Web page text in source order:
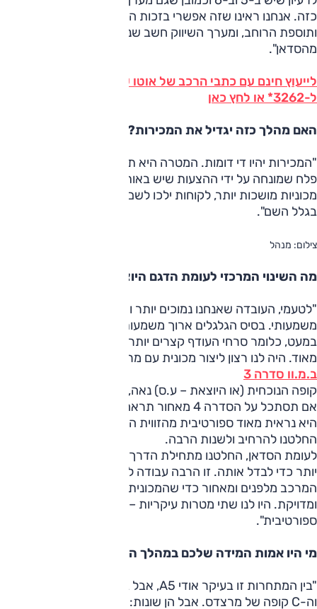
כזה. אנחנו ראינו שזה אפשרי בזכות הקורה האחורית השטוחה
ותוספת הרוחב, ומערך השיווק חשב שנכון להפריד את הקופה
מהסדאן".
לייעוץ חינם עם כתבי הרכב של אוטו על כל דגמי ב.מ.וו חייג
ל-3262* או לחץ כאן
האם מהלך כזה יגדיל את המכירות?
"המכירות יהיו די דומות. המטרה היא תמיד למכור יותר, אבל זה
פלח שמונחה על ידי ההצעות שיש באותו רגע בשוק. כשיש בו
מכוניות מושכות יותר, לקוחות ילכו לשם. כאן הלקוח לא קונה רק
בגלל השם".
צילום: מנהל
מה השינוי המרכזי לעומת הדגם היוצא?
"לטעמי, העובדה שאנחנו נמוכים יותר ורחבים יותר באופן
משמעותי. בסיס הגלגלים ארוך משמעותית אבל האורך הכללי רק
במעט, כלומר סרחי העודף קצרים יותר וזה נותן מראה שונה
מאוד. היה לנו רצון ליצור מכונית עם מראה ספורטיבי.
ב.מ.וו סדרה 3
קופה הנוכחית (או היוצאת – ע.ס) נאה, אבל לא מספיק בולטת.
אם תסתכל על הסדרה 4 מאחור תראה שהיא פשוט מושלמת.
היא נראית מאוד ספורטיבית מהזווית הזו, וזאת מאחר
החלטנו להרחיב ולשנות הרבה.
לעומת הסדאן, החלטנו מתחילת הדרך על מפסק סרנים רחב
יותר כדי לבדל אותה. זו הרבה עבודה למכונית כזו. חיזקנו את
המרכב מלפנים ומאחור כדי שהמכונית תהיה יותר קשיחה
ומדויקת. היו לנו שתי מטרות עיקריות – מראה והתנהגות
ספורטיבית".
מי היו אמות המידה שלכם במהלך הפיתוח?